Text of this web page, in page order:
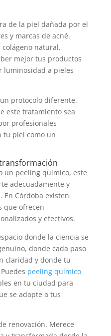
de la piel dañada por el
y marcas de acné.
natural.
mejor tus productos
luminosidad a pieles
protocolo diferente.
este tratamiento sea
profesionales
tu piel como un
un peeling químico, este
adecuadamente y
En Córdoba existen
que ofrecen
y efectivos.
donde la ciencia se
donde cada paso
claridad y donde tu
peeling químico
en tu ciudad para
se adapte a tus
renovación. Merece